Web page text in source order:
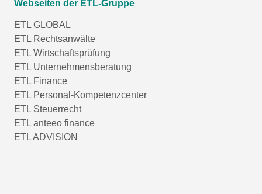
Webseiten der ETL-Gruppe
ETL GLOBAL
ETL Rechtsanwälte
ETL Wirtschaftsprüfung
ETL Unternehmensberatung
ETL Finance
ETL Personal-Kompetenzcenter
ETL Steuerrecht
ETL anteeo finance
ETL ADVISION